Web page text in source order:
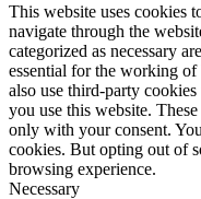
This website uses cookies
navigate through the
categorized as necessary
essential for the working
also use third-party
you use this website.
only with your consent.
cookies. But opting out of
browsing experience.
Necessary